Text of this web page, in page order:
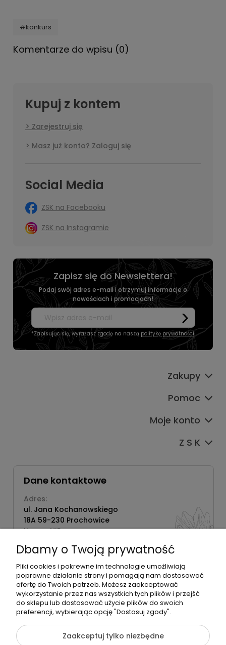
#konkurs
Komentarze do wpisu (0)
Kupuj z kontem
Zarejestruj się
Masz już konto? Zaloguj się
Social Media
ZSK na Facebooku
ZSK na Instagramie
Zapisz się do Newslettera!
Podaj swój adres e-mail i otrzymuj informacje o
nowościach i promocjach!
*Zapisując się, wyrażasz zgodę na naszą politykę prywatności.
Zakupy
Pomoc
Moje konto
Z S K
Dane kontaktowe
Adres:
ul. Jana Kochanowskiego
18A 59-230 Prochowice
Numer NIP:
Telefon:
518358020
©2026 Wszelkie Prawa Zastrzeżone | Zrób Sobie Krem
Szablon Flex byEcommercy
Dbamy o Twoją prywatność
Pliki cookies i pokrewne im technologie umożliwiają
poprawne działanie strony i pomagają nam dostosować
ofertę do Twoich potrzeb. Możesz zaakceptować
wykorzystanie przez nas wszystkich tych plików i przejść
do sklepu lub dostosować użycie plików do swoich
preferencji, wybierając opcję "Dostosuj zgody".
Zaakceptuj tylko niezbędne